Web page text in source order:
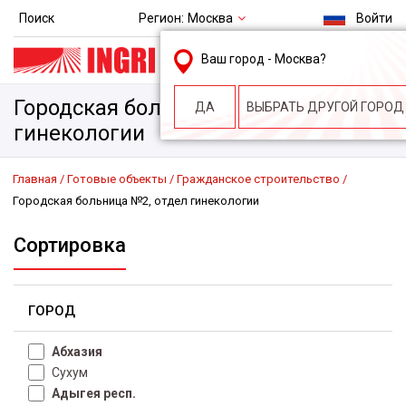
Поиск Регион: Москва
Ваш город - Москва?
ДА ВЫБРАТЬ ДРУГОЙ ГОРОД
Войти
msk@ingri.ru
пн. – пт.: 9.00-18.00
Городская больница №2, отдел
гинекологии
Главная Готовые объекты
Гражданское строительство
Городская больница №2, отдел гинекологии
Сортировка
ГОРОД
Абхазия
Сухум
Адыгея респ.